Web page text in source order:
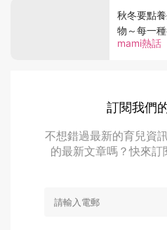
mami熱話
秋冬要點
物～每一
訂閱我們
不想錯過最新的育兒資
的最新文章嗎？快來訂